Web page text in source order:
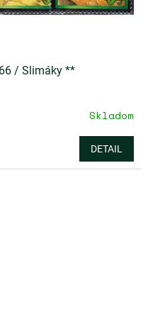
/ Slimáky **
Skladom
DETAIL